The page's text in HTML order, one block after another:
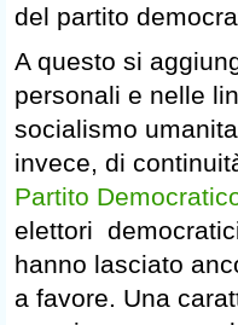
del partito
A questo si
personali e nelle
socialismo
invece, di
Partito
elettori
hanno lasciato
a favore. Una